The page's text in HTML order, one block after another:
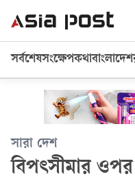
সর্বশেষসংক্ষেপকথাবাংলাদেশ
সারা দেশ
বিপৎসীমার ওপর